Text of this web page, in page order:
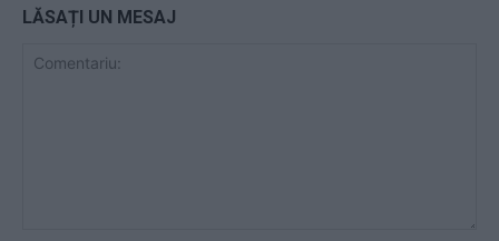
LĂSAȚI UN MESAJ